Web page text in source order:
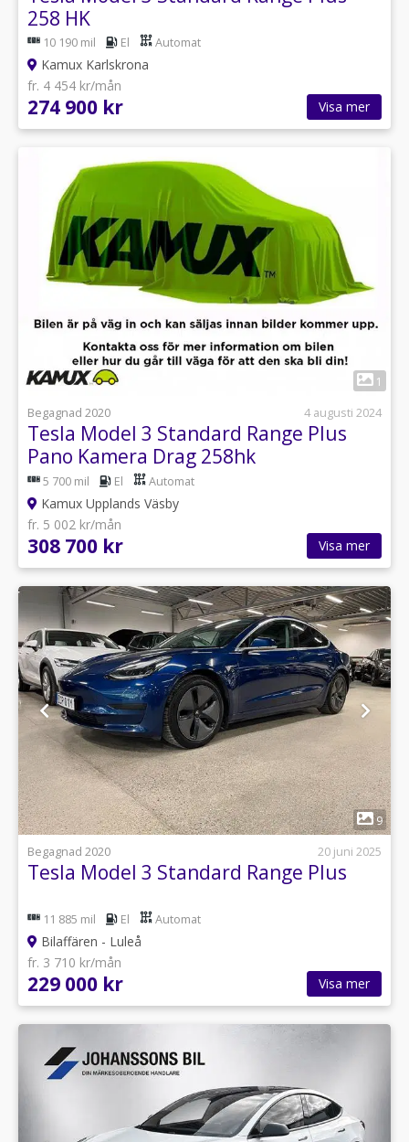
258 HK
10 190 mil El Automat
Kamux Karlskrona
fr. 4 454 kr/mån
274 900 kr Visa mer
1
Begagnad 2020
4 augusti 2024
Tesla Model 3 Standard Range Plus
Pano Kamera Drag 258hk
5 700 mil El Automat
Kamux Upplands Väsby
fr. 5 002 kr/mån
308 700 kr Visa mer
1
9
Begagnad 2020
20 juni 2025
Tesla Model 3 Standard Range Plus
11 885 mil El Automat
Bilaffären - Luleå
fr. 3 710 kr/mån
229 000 kr Visa mer